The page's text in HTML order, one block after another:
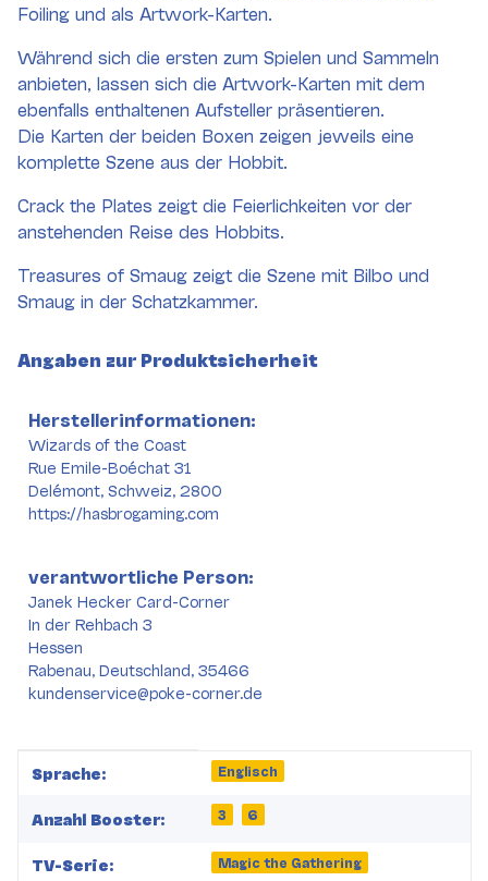
Foiling und als Artwork-Karten.
Während sich die ersten zum Spielen und Sammeln
anbieten, lassen sich die Artwork-Karten mit dem
ebenfalls enthaltenen Aufsteller präsentieren.
Die Karten der beiden Boxen zeigen jeweils eine
komplette Szene aus der Hobbit.
Crack the Plates zeigt die Feierlichkeiten vor der
anstehenden Reise des Hobbits.
Treasures of Smaug zeigt die Szene mit Bilbo und
Smaug in der Schatzkammer.
Angaben zur Produktsicherheit
Herstellerinformationen:
Wizards of the Coast
Rue Emile-Boéchat 31
Delémont, Schweiz, 2800
https://hasbrogaming.com
verantwortliche Person:
Janek Hecker Card-Corner
In der Rehbach 3
Hessen
Rabenau, Deutschland, 35466
kundenservice@poke-corner.de
Produkteigenschaft
Wert
Sprache: Englisch
Anzahl Booster: 3 6
TV-Serie: Magic the Gathering